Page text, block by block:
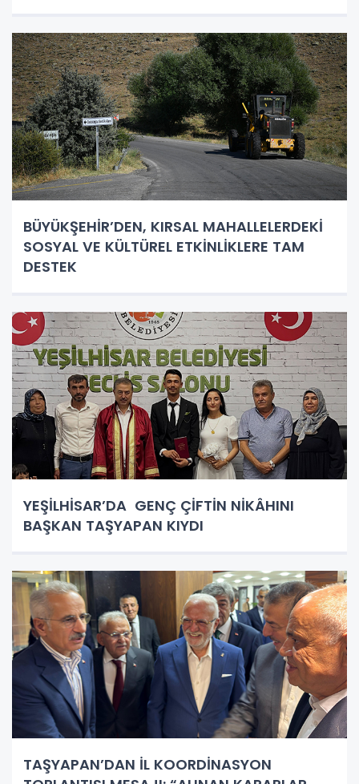
BÜYÜKŞEHİR’DEN, KIRSAL MAHALLELERDEKİ
SOSYAL VE KÜLTÜREL ETKİNLİKLERE TAM
DESTEK
YEŞİLHİSAR’DA GENÇ ÇİFTİN NİKÂHINI
BAŞKAN TAŞYAPAN KIYDI
TAŞYAPAN’DAN İL KOORDİNASYON